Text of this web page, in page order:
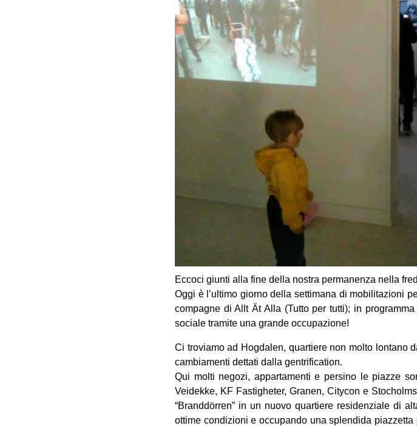
Eccoci giunti alla fine della nostra permanenza nella
Oggi è l’ultimo giorno della settimana di mobilitazioni
compagne di Allt Ät Alla (Tutto per tutti); in
sociale tramite una grande occupazione!
Ci troviamo ad Hogdalen, quartiere non molto lontano
cambiamenti dettati dalla gentrification.
Qui molti negozi, appartamenti e persino le piazze
Veidekke, KF Fastigheter, Granen, Citycon e
“Branddörren” in un nuovo quartiere residenziale di
ottime condizioni e occupando una splendida